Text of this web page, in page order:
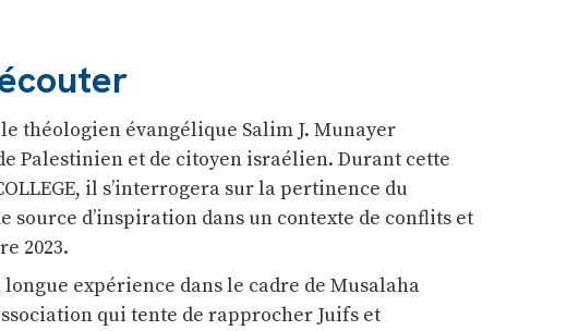
théologien évangélique Salim J. Munayer
Palestinien et de citoyen israélien. Durant cette
il s’interrogera sur la pertinence du
source d’inspiration dans un contexte de conflits et
2023.
expérience dans le cadre de Musalaha
qui tente de rapprocher Juifs et